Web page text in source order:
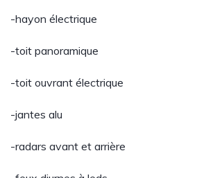
-hayon électrique
-toit panoramique
-toit ouvrant électrique
-jantes alu
-radars avant et arrière